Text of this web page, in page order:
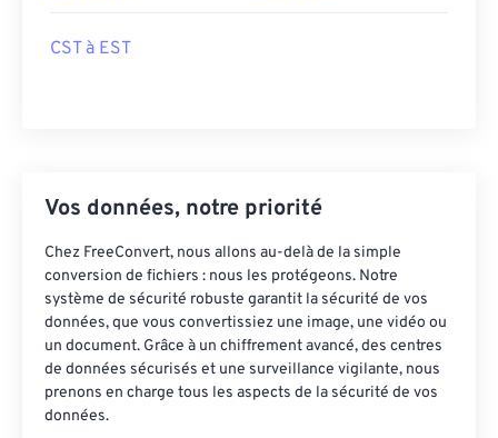
CST à EST
Vos données, notre priorité
Chez FreeConvert, nous allons au-delà de la simple
conversion de fichiers : nous les protégeons. Notre
système de sécurité robuste garantit la sécurité de vos
données, que vous convertissiez une image, une vidéo ou
un document. Grâce à un chiffrement avancé, des centres
de données sécurisés et une surveillance vigilante, nous
prenons en charge tous les aspects de la sécurité de vos
données.